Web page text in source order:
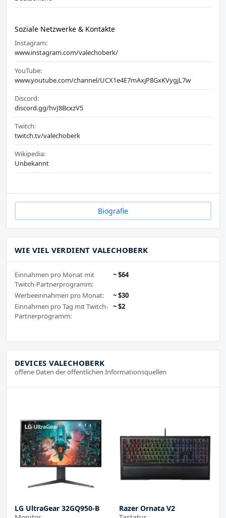
Soziale Netzwerke & Kontakte
Instagram:
www.instagram.com/valechoberk/
YouTube:
www.youtube.com/channel/UCX1e4E7mAxjP8GxKVygjL7w
Discord:
discord.gg/hvJ8BcxzV5
Twitch:
twitch.tv/valechoberk
Wikipedia:
Unbekannt
Biografie
WIE VIEL VERDIENT VALECHOBERK
Einnahmen pro Monat mit
Twitch-Partnerprogramm:
~ $64
Werbeeinnahmen pro Monat:
~ $30
Einnahmen pro Tag mit Twitch-
Partnerprogramm:
~ $2
DEVICES VALECHOBERK
offene Daten der öffentlichen Informationsquellen
LG UltraGear 32GQ950-B
Razer Ornata V2